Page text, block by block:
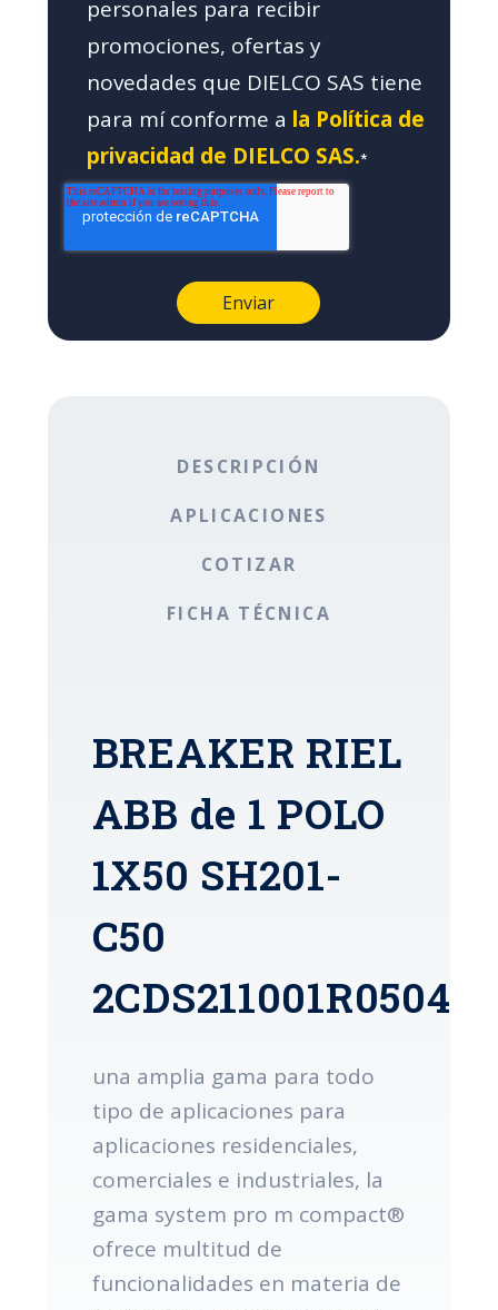
personales para recibir
promociones, ofertas y
novedades que DIELCO SAS tiene
para mí conforme a la Política de
privacidad de DIELCO SAS.*
DESCRIPCIÓN
APLICACIONES
COTIZAR
FICHA TÉCNICA
BREAKER RIEL
ABB de 1 POLO
1X50 SH201-
C50
2CDS211001R0504
una amplia gama para todo
tipo de aplicaciones para
aplicaciones residenciales,
comerciales e industriales, la
gama system pro m compact®
ofrece multitud de
funcionalidades en materia de